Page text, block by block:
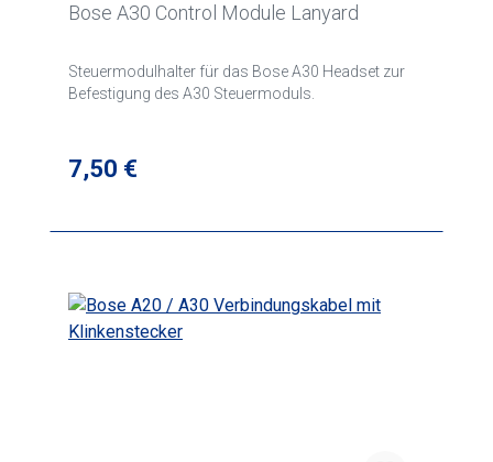
Bose A30 Control Module Lanyard
Steuermodulhalter für das Bose A30 Headset zur
Befestigung des A30 Steuermoduls.
Regulärer Preis:
7,50 €